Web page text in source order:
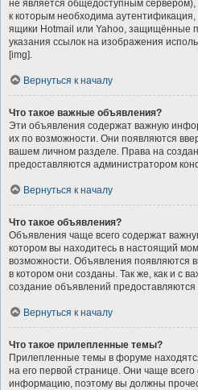
не является общедоступным
к которым необходима
ящики Hotmail или Yahoo, защищённые
указания ссылок на изображения
[img].
Вернуться к началу
Что такое важные объявления?
Эти объявления содержат важную
их по возможности. Они появляются
вашем личном разделе. Права на
предоставляются администратором
Вернуться к началу
Что такое объявления?
Объявления чаще всего содержат
котором вы находитесь в настоящий
возможности. Объявления появляются
в котором они созданы. Так же, как и с
создание объявлений
Вернуться к началу
Что такое прилепленные темы?
Прилепленные темы в форуме
на его первой странице. Они чаще
информацию, поэтому вы должны